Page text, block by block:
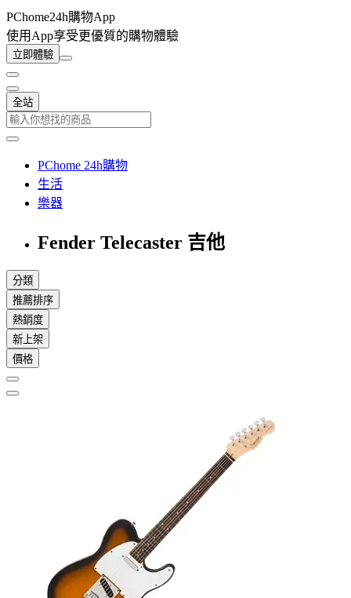
PChome24h購物App
使用App享受更優質的購物體驗
立即體驗
全站
PChome 24h購物
生活
樂器
Fender Telecaster 吉他
分類
推薦排序
熱銷度
新上架
價格